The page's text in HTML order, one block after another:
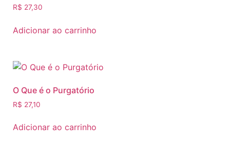
R$ 27,30
Adicionar ao carrinho
O Que é o Purgatório
R$ 27,10
Adicionar ao carrinho